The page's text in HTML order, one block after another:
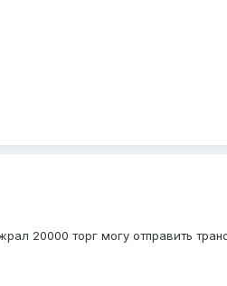
20000 торг могу отправить